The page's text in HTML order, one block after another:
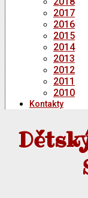
2017
2016
2015
2014
2013
2012
2011
2010
Kontakty